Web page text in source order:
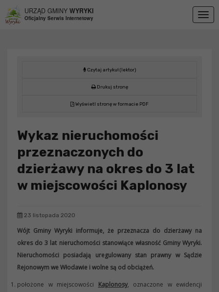
URZĄD GMINY WYRYKI
Oficjalny Serwis Internetowy
Czytaj artykuł (lektor)
Drukuj stronę
Wyświetl stronę w formacie PDF
Wykaz nieruchomości
przeznaczonych do
dzierżawy na okres do 3 lat
w miejscowości Kaplonosy
23 listopada 2020
Wójt Gminy Wyryki informuje, że przeznacza do dzierżawy na
okres do 3 lat nieruchomości stanowiące własność Gminy Wyryki.
Nieruchomości posiadają uregulowany stan prawny w Sądzie
Rejonowym we Włodawie i wolne są od obciążeń.
położone w miejscowości Kaplonosy, oznaczone w ewidencji